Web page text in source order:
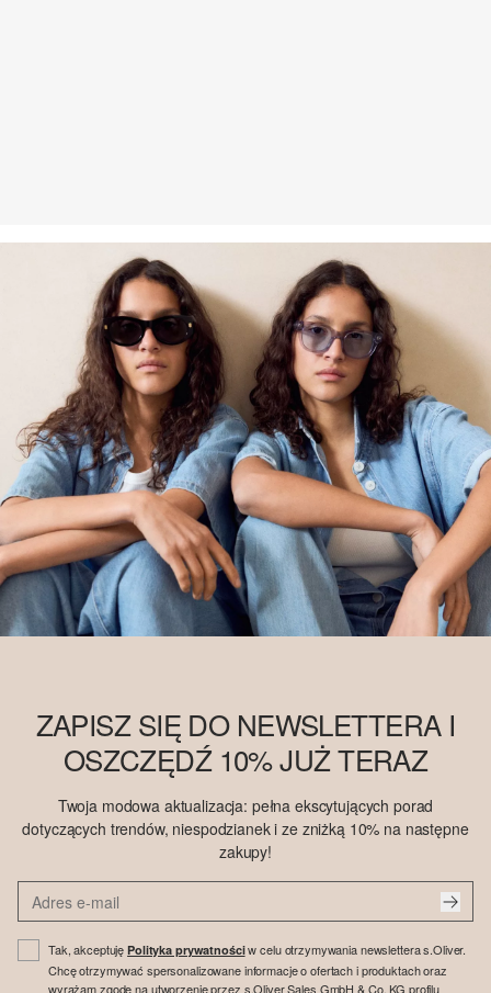
ZAPISZ SIĘ DO NEWSLETTERA I
OSZCZĘDŹ 10% JUŻ TERAZ
Twoja modowa aktualizacja: pełna ekscytujących porad
dotyczących trendów, niespodzianek i ze zniżką 10% na następne
zakupy!
Tak, akceptujęPolityka prywatnościw celu otrzymywania newslettera s.Oliver.
Chcę otrzymywać spersonalizowane informacje o ofertach i produktach oraz
wyrażam zgodę na utworzenie przez s.Oliver Sales GmbH & Co. KG profilu